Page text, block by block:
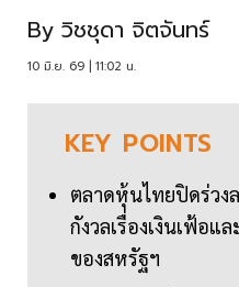
By วิชชุดา จิตจันทร์
10 มิ.ย. 69 | 11:02 น.
KEY POINTS
ตลาดหุ้นไทยปิดร่วง
กังวลเรื่องเงินเฟ้อแ
ของสหรัฐฯ